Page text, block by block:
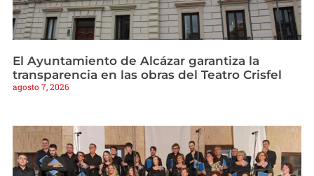
El Ayuntamiento de Alcázar garantiza la
transparencia en las obras del Teatro Crisfel
agosto 7, 2026